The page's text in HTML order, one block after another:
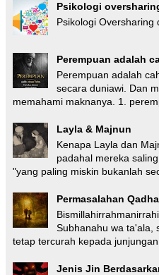
Psikologi
Psikologi Oversharing
Perempuan adalah
Perempuan adalah
secara duniawi. Dan
memahami maknanya. 1.
Layla & Majnun
Kenapa Layla dan
padahal mereka
"yang paling miskin bukanlah
Permasalahan
Subhanahu wa ta'ala,
tetap tercurah kepada junjungan
Jenis Jin